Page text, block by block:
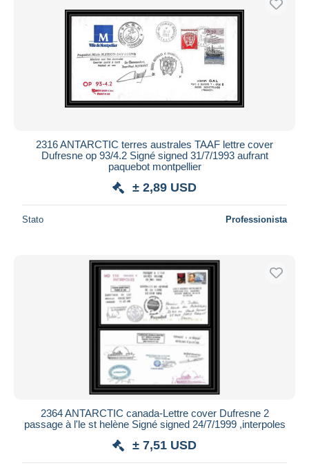
2316 ANTARCTIC terres australes TAAF lettre cover
Dufresne op 93/4.2 Signé signed 31/7/1993 aufrant
paquebot montpellier
± 2,89 USD
Stato Professionista
2364 ANTARCTIC canada-Lettre cover Dufresne 2
passage à l'le st helène Signé signed 24/7/1999 ,interpoles
± 7,51 USD